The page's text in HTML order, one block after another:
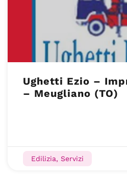
Ughetti Ezio –
– Meugliano (TO)
Edilizia, Servizi